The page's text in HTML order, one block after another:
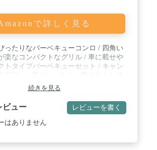
で詳しく見る
ったりなバーベキューコンロ / 四角い
楽なコンパクトなグリル / 車に載せや
トタイプバーベキューセット / キャン
続きを見る
ビュー レビューを書く
はありません